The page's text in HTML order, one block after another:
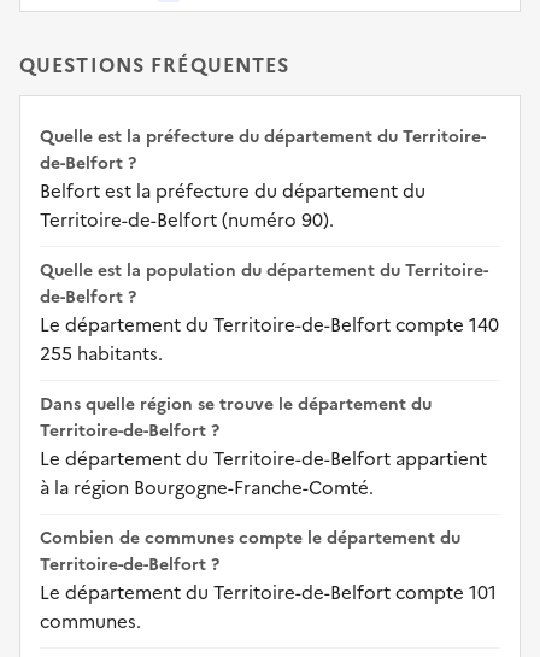
QUESTIONS FRÉQUENTES
Quelle est la préfecture du département du Territoire-
de-Belfort ?
Belfort est la préfecture du département du
Territoire-de-Belfort (numéro 90).
Quelle est la population du département du Territoire-
de-Belfort ?
Le département du Territoire-de-Belfort compte 140
255 habitants.
Dans quelle région se trouve le département du
Territoire-de-Belfort ?
Le département du Territoire-de-Belfort appartient
à la région Bourgogne-Franche-Comté.
Combien de communes compte le département du
Territoire-de-Belfort ?
Le département du Territoire-de-Belfort compte 101
communes.